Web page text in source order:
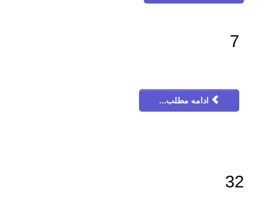
7
ادامه مطلب...
32